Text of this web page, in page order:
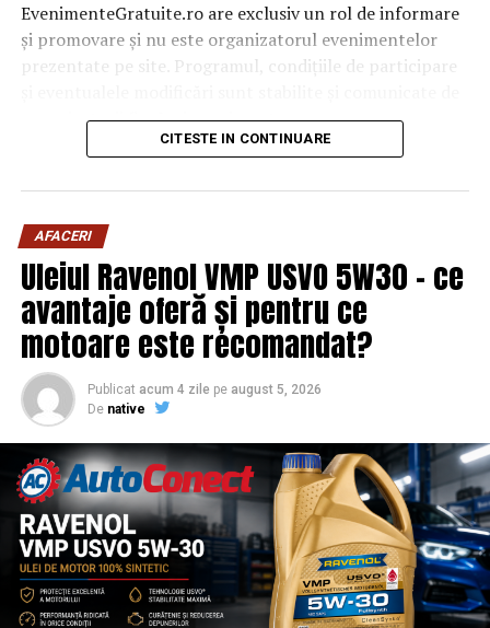
EvenimenteGratuite.ro are exclusiv un rol de informare
și promovare și nu este organizatorul evenimentelor
prezentate pe site. Programul, condițiile de participare
organizatorii fiecărui eveniment.
înainte de participare.
Organizatorii care doresc să crească vizibilitatea unui
eveniment cu acces gratuit pot solicita o ofertă de
promovare din partea echipei EvenimenteGratuite.ro.
Adresa de contact este salut@evenimentegratuite.ro
CITESTE IN CONTINUARE
AFACERI
Uleiul Ravenol VMP USVO 5W30 – ce
avantaje oferă și pentru ce
motoare este recomandat?
Publicat acum 4 zile pe august 5, 2026
De native